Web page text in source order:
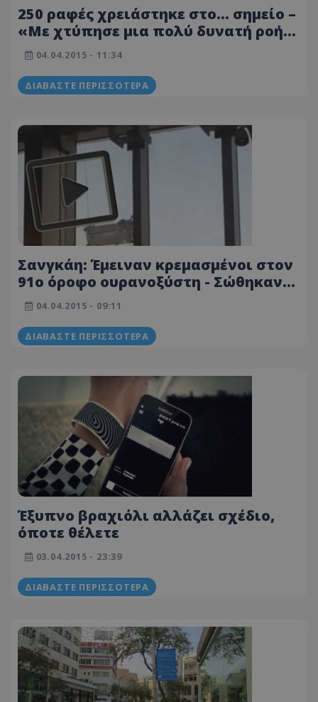
250 ραφές χρειάστηκε στο… σημείο –
«Με χτύπησε μια πολύ δυνατή ροή
νερού… είδα ότι είχα αίμα»
04.04.2015 - 11:34
ΔΙΑΒΆΣΤΕ ΠΕΡΙΣΣΌΤΕΡΑ
Σανγκάη: Έμειναν κρεμασμένοι στον
91ο όροφο ουρανοξύστη - Σώθηκαν
από θαύμα
04.04.2015 - 09:11
ΔΙΑΒΆΣΤΕ ΠΕΡΙΣΣΌΤΕΡΑ
Έξυπνο βραχιόλι αλλάζει σχέδιο,
όποτε θέλετε
03.04.2015 - 23:39
ΔΙΑΒΆΣΤΕ ΠΕΡΙΣΣΌΤΕΡΑ